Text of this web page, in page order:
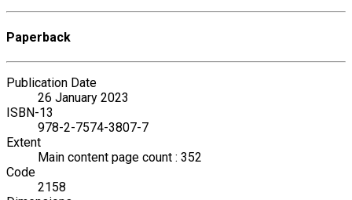
Paperback
Publication Date
26 January 2023
ISBN-13
978-2-7574-3807-7
Extent
Main content page count : 352
Code
2158